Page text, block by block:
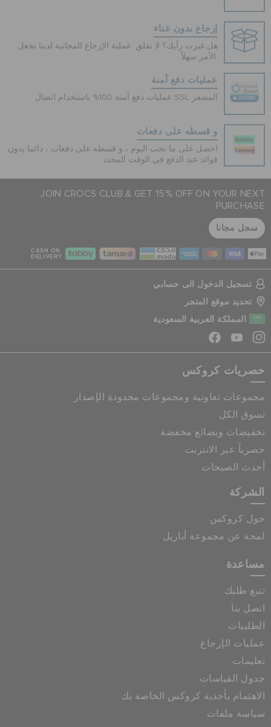
إرجاع بدون عناء
هل غيرت رأيك؟ لا تقلق. عملية الإرجاع المجانية لدينا تجعل
الأمر سهلاً.
عمليات دفع آمنة
عمليات دفع آمنة 100% باستخدام اتصال SSL المشفر
و قسطه على دفعات
احصل على ما تحب اليوم ، و قسطه على دفعات ، دائما بدون
فوائد عند الدفع في الوقت المحدد
JOIN CROCS CLUB & GET 15% OFF ON YOUR NEXT
PURCHASE
سجل مجانا
CASH ON
DELIVERY
تسجيل الدخول الى حسابي
تحديد موقع المتجر
المملكة العربية السعودية
حصريات كروكس
مجموعات تعاونية ومجموعات محدودة الإصدار
تسوق الكل
تخفيضات وبضائع مخفضة
حصرياً عبر الانترنت
أحدث الصيحات
الشركة
حول كروكس
لمحة عن مجموعة أباريل
مساعدة
تتبع طلبك
اتصل بنا
الطلبيات
عمليات الإرجاع
تعليمات
جدول القياسات
الاهتمام بأحذية كروكس الخاصة بك
سياسة ملفات